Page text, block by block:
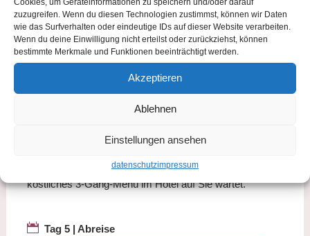
zuzugreifen. Wenn du diesen Technologien zustimmst, können wir Daten
wie das Surfverhalten oder eindeutige IDs auf dieser Website verarbeiten.
Wenn du deine Einwilligung nicht erteilst oder zurückziehst, können
bestimmte Merkmale und Funktionen beeinträchtigt werden.
Akzeptieren
Ablehnen
Einstellungen ansehen
datenschutzimpressum
Bierprobe.
Am Abend genießen Sie ein leckeres 3-Gang-Menü.
Tag 4 | Fränkische Schweiz
Nach dem Frühstück fahren Sie heute in Eigenregie
und die Fränkische Schweiz. Die Route führt durch
Schlüsselfeld zurückkehren und abends ein
köstliches 3-Gang-Menü im Hotel auf Sie wartet.
 Tag 5 | Abreise